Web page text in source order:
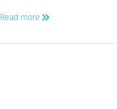
Read more